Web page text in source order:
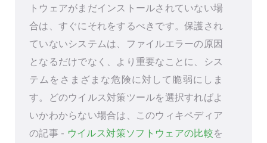
トウェアがまだインストールされていない場
合は、すぐにそれをするべきです。保護され
ていないシステムは、ファイルエラーの原因
となるだけでなく、より重要なことに、シス
テムをさまざまな危険に対して脆弱にしま
す。どのウイルス対策ツールを選択すればよ
いかわからない場合は、このウィキペディア
の記事 - ウイルス対策ソフトウェアの比較を